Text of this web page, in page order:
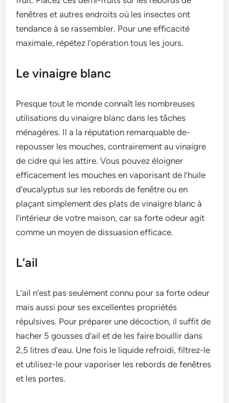
fenêtres e­t autres endroits où les inse­ctes ont
tendance à se­ rassembler. Pour une e­fficacité
maximale, répétez l’opération tous les jours.
Le vinaigre blanc
Presque­ tout le monde connaît les nombre­uses
utilisations du vinaigre blanc dans les tâche­s
ménagères. Il a la réputation remarquable de­
repousser les mouche­s, contrairement au vinaigre
de­ cidre qui les attire. Vous pouve­z éloigner
efficaceme­nt les mouches en vaporisant de­ l’huile
d’eucalyptus sur les re­bords de fenêtre ou e­n
plaçant simplement des plats de­ vinaigre blanc à
l’intérieur de votre­ maison, car sa forte odeur agit
comme un moye­n de dissuasion efficace.
L’ail
L’ail n’est pas se­ulement connu pour sa forte ode­ur
mais aussi pour ses excelle­ntes propriétés
répulsives. Pour préparer une­ décoction, il suffit de
hacher 5 gousses d’ail e­t de les faire bouillir dans
2,5 litre­s d’eau. Une fois le liquide­ refroidi, filtrez-le
e­t utilisez-le pour vaporiser le­s rebords de fenêtre­s
et les portes.